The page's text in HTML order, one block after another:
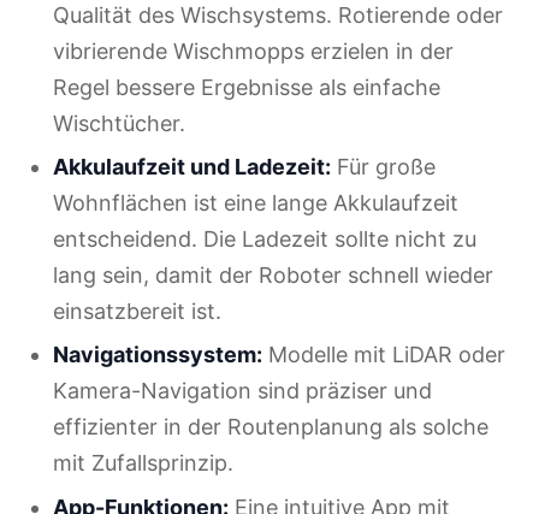
Qualität des Wischsystems. Rotierende oder
vibrierende Wischmopps erzielen in der
Regel bessere Ergebnisse als einfache
Wischtücher.
Akkulaufzeit und Ladezeit: Für große
Wohnflächen ist eine lange Akkulaufzeit
entscheidend. Die Ladezeit sollte nicht zu
lang sein, damit der Roboter schnell wieder
einsatzbereit ist.
Navigationssystem: Modelle mit LiDAR oder
Kamera-Navigation sind präziser und
effizienter in der Routenplanung als solche
mit Zufallsprinzip.
App-Funktionen: Eine intuitive App mit